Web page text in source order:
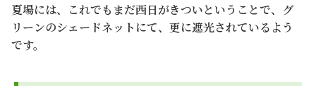
夏場には、これでもまだ西日がきついということで、グ
リーンのシェードネットにて、更に遮光されているよう
です。